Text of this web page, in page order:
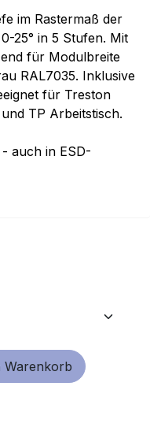
im Rastermaß der
25° in 5 Stufen. Mit
für Modulbreite
RAL7035. Inklusive
für Treston
TP Arbeitstisch.
auch in ESD-
Warenkorb